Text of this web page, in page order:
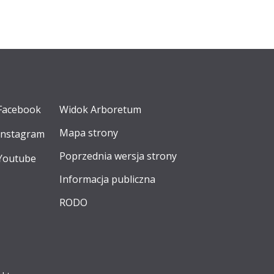
Widok Arboretum
Mapa strony
Poprzednia wersja strony
Informacja publiczna
RODO